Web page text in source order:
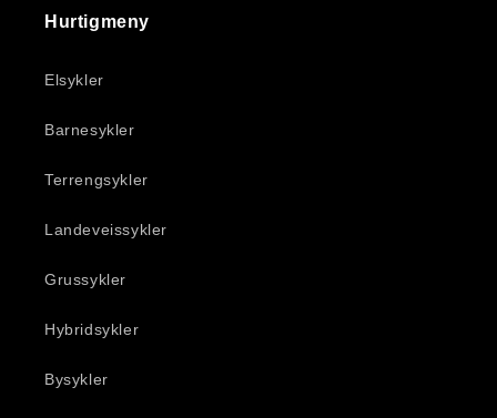
Hurtigmeny
Elsykler
Barnesykler
Terrengsykler
Landeveissykler
Grussykler
Hybridsykler
Bysykler